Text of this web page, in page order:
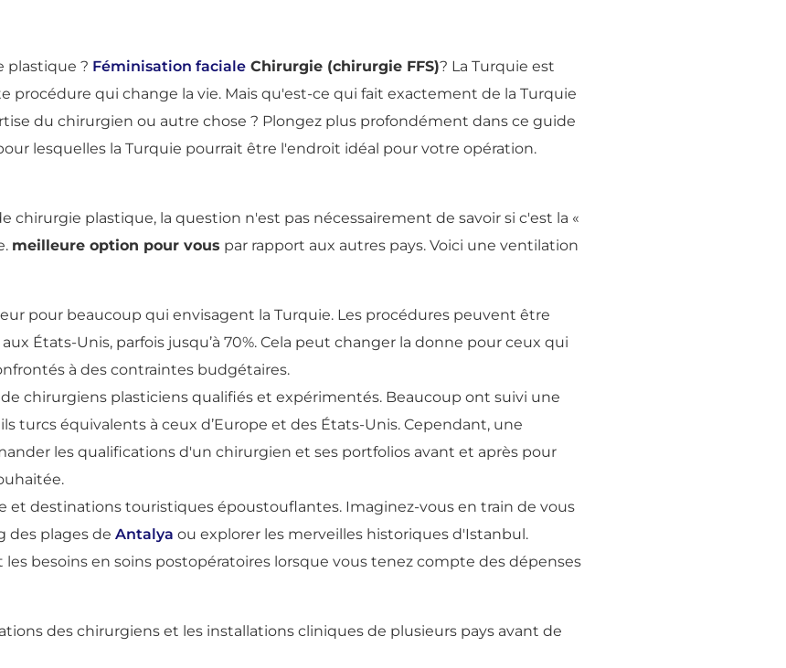
plastique ? Féminisation faciale Chirurgie (chirurgie FFS)? La Turquie est
qui change la vie. Mais qu'est-ce qui fait exactement de la Turquie
du chirurgien ou autre chose ? Plongez plus profondément dans ce guide
lesquelles la Turquie pourrait être l'endroit idéal pour votre opération.
plastique, la question n'est pas nécessairement de savoir si c'est la «
meilleure option pour vous par rapport aux autres pays. Voici une ventilation
pour beaucoup qui envisagent la Turquie. Les procédures peuvent être
États-Unis, parfois jusqu’à 70%. Cela peut changer la donne pour ceux qui
à des contraintes budgétaires.
de chirurgiens plasticiens qualifiés et expérimentés. Beaucoup ont suivi une
turcs équivalents à ceux d’Europe et des États-Unis. Cependant, une
les qualifications d'un chirurgien et ses portfolios avant et après pour
et destinations touristiques époustouflantes. Imaginez-vous en train de vous
des plages de Antalya ou explorer les merveilles historiques d'Istanbul.
besoins en soins postopératoires lorsque vous tenez compte des dépenses
des chirurgiens et les installations cliniques de plusieurs pays avant de